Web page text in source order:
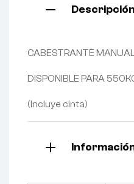
Descripción
CABESTRANTE
DISPONIBLE PARA
(Incluye cinta)